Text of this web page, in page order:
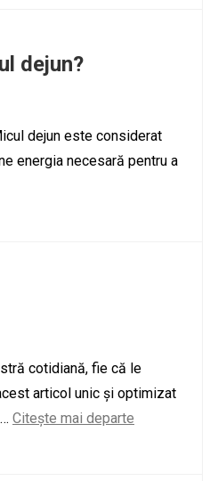
dejun?
dejun este considerat
energia necesară pentru a
cotidiană, fie că le
articol unic și optimizat
Citește mai departe